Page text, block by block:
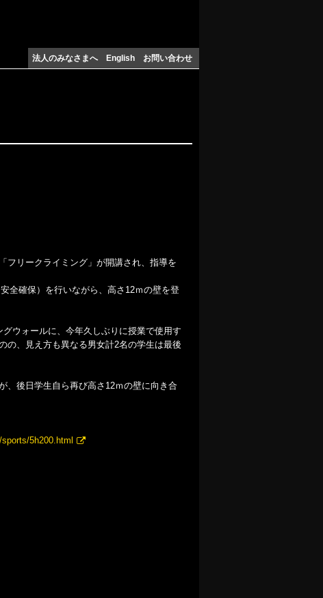
法人のみなさまへ English お問い合わせ
フリークライミング」が開講され、指導を
全確保）を行いながら、高さ12ｍの壁を登
ウォールに、今年久しぶりに授業で使用す
の、見え方も異なる男女計2名の学生は最後
、後日学生自ら再び高さ12ｍの壁に向き合
5h200.html